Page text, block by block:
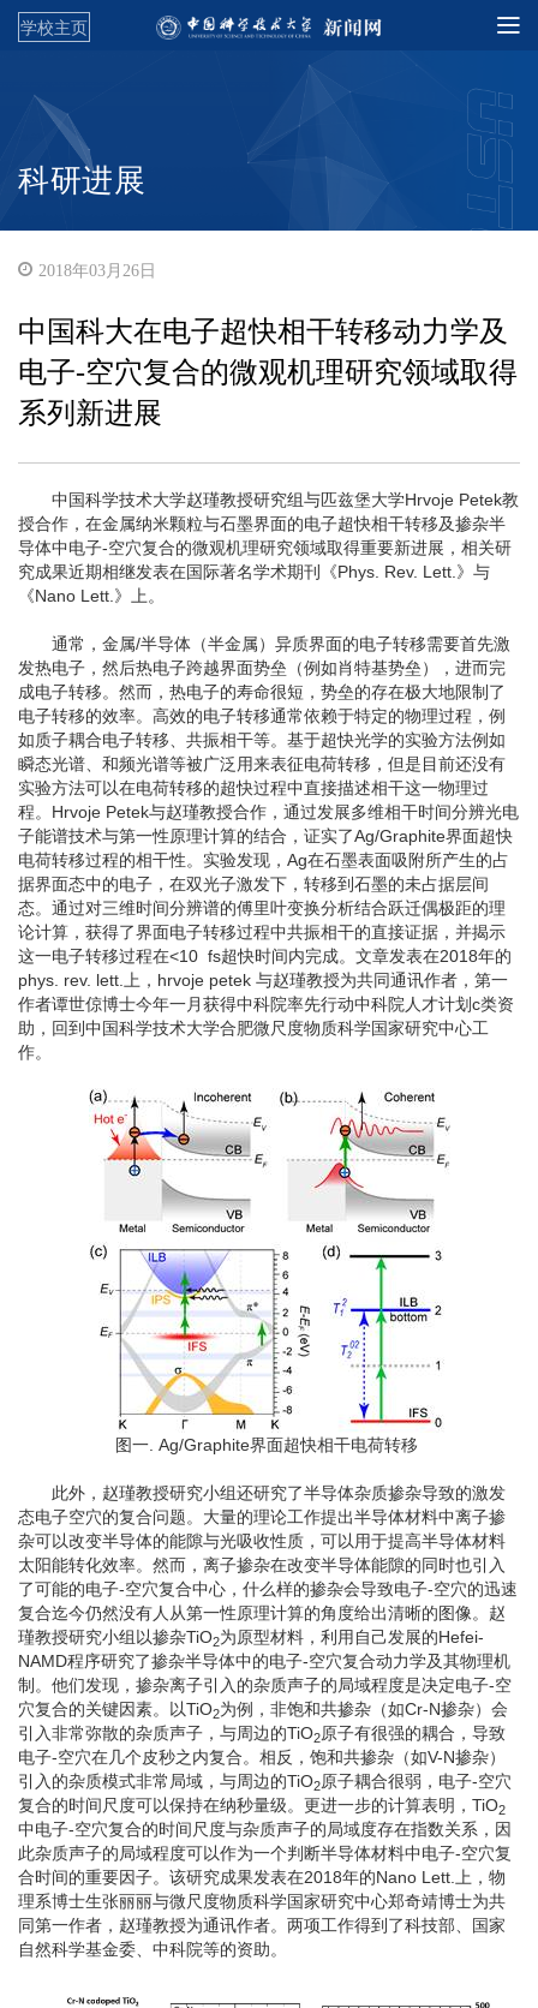
学校主页
科研进展
2018年03月26日
中国科大在电子超快相干转移动力学及
电子-空穴复合的微观机理研究领域取得
系列新进展
中国科学技术大学赵瑾教授研究组与匹兹堡大学Hrvoje Petek教
授合作，在金属纳米颗粒与石墨界面的电子超快相干转移及掺杂半
导体中电子-空穴复合的微观机理研究领域取得重要新进展，相关研
究成果近期相继发表在国际著名学术期刊《Phys. Rev. Lett.》与
《Nano Lett.》上。
通常，金属/半导体（半金属）异质界面的电子转移需要首先激
发热电子，然后热电子跨越界面势垒（例如肖特基势垒），进而完
成电子转移。然而，热电子的寿命很短，势垒的存在极大地限制了
电子转移的效率。高效的电子转移通常依赖于特定的物理过程，例
如质子耦合电子转移、共振相干等。基于超快光学的实验方法例如
瞬态光谱、和频光谱等被广泛用来表征电荷转移，但是目前还没有
实验方法可以在电荷转移的超快过程中直接描述相干这一物理过
程。Hrvoje Petek与赵瑾教授合作，通过发展多维相干时间分辨光电
子能谱技术与第一性原理计算的结合，证实了Ag/Graphite界面超快
电荷转移过程的相干性。实验发现，Ag在石墨表面吸附所产生的占
据界面态中的电子，在双光子激发下，转移到石墨的未占据层间
态。通过对三维时间分辨谱的傅里叶变换分析结合跃迁偶极距的理
论计算，获得了界面电子转移过程中共振相干的直接证据，并揭示
这一电子转移过程在<10 fs超快时间内完成。文章发表在2018年的
phys. rev. lett.上，hrvoje petek 与赵瑾教授为共同通讯作者，第一
作者谭世倞博士今年一月获得中科院率先行动中科院人才计划c类资
助，回到中国科学技术大学合肥微尺度物质科学国家研究中心工
作。
图一. Ag/Graphite界面超快相干电荷转移
此外，赵瑾教授研究小组还研究了半导体杂质掺杂导致的激发
态电子空穴的复合问题。大量的理论工作提出半导体材料中离子掺
杂可以改变半导体的能隙与光吸收性质，可以用于提高半导体材料
太阳能转化效率。然而，离子掺杂在改变半导体能隙的同时也引入
了可能的电子-空穴复合中心，什么样的掺杂会导致电子-空穴的迅速
复合迄今仍然没有人从第一性原理计算的角度给出清晰的图像。赵
瑾教授研究小组以掺杂TiO2为原型材料，利用自己发展的Hefei-
NAMD程序研究了掺杂半导体中的电子-空穴复合动力学及其物理机
制。他们发现，掺杂离子引入的杂质声子的局域程度是决定电子-空
穴复合的关键因素。以TiO2为例，非饱和共掺杂（如Cr-N掺杂）会
引入非常弥散的杂质声子，与周边的TiO2原子有很强的耦合，导致
电子-空穴在几个皮秒之内复合。相反，饱和共掺杂（如V-N掺杂）
引入的杂质模式非常局域，与周边的TiO2原子耦合很弱，电子-空穴
复合的时间尺度可以保持在纳秒量级。更进一步的计算表明，TiO2
中电子-空穴复合的时间尺度与杂质声子的局域度存在指数关系，因
此杂质声子的局域程度可以作为一个判断半导体材料中电子-空穴复
合时间的重要因子。该研究成果发表在2018年的Nano Lett.上，物
理系博士生张丽丽与微尺度物质科学国家研究中心郑奇靖博士为共
同第一作者，赵瑾教授为通讯作者。两项工作得到了科技部、国家
自然科学基金委、中科院等的资助。